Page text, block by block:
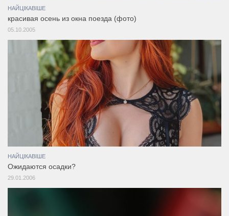
НАЙЦІКАВІШЕ
красивая осень из окна поезда (фото)
05.10.2005
НАЙЦІКАВІШЕ
Ожидаются осадки?
29.01.2006